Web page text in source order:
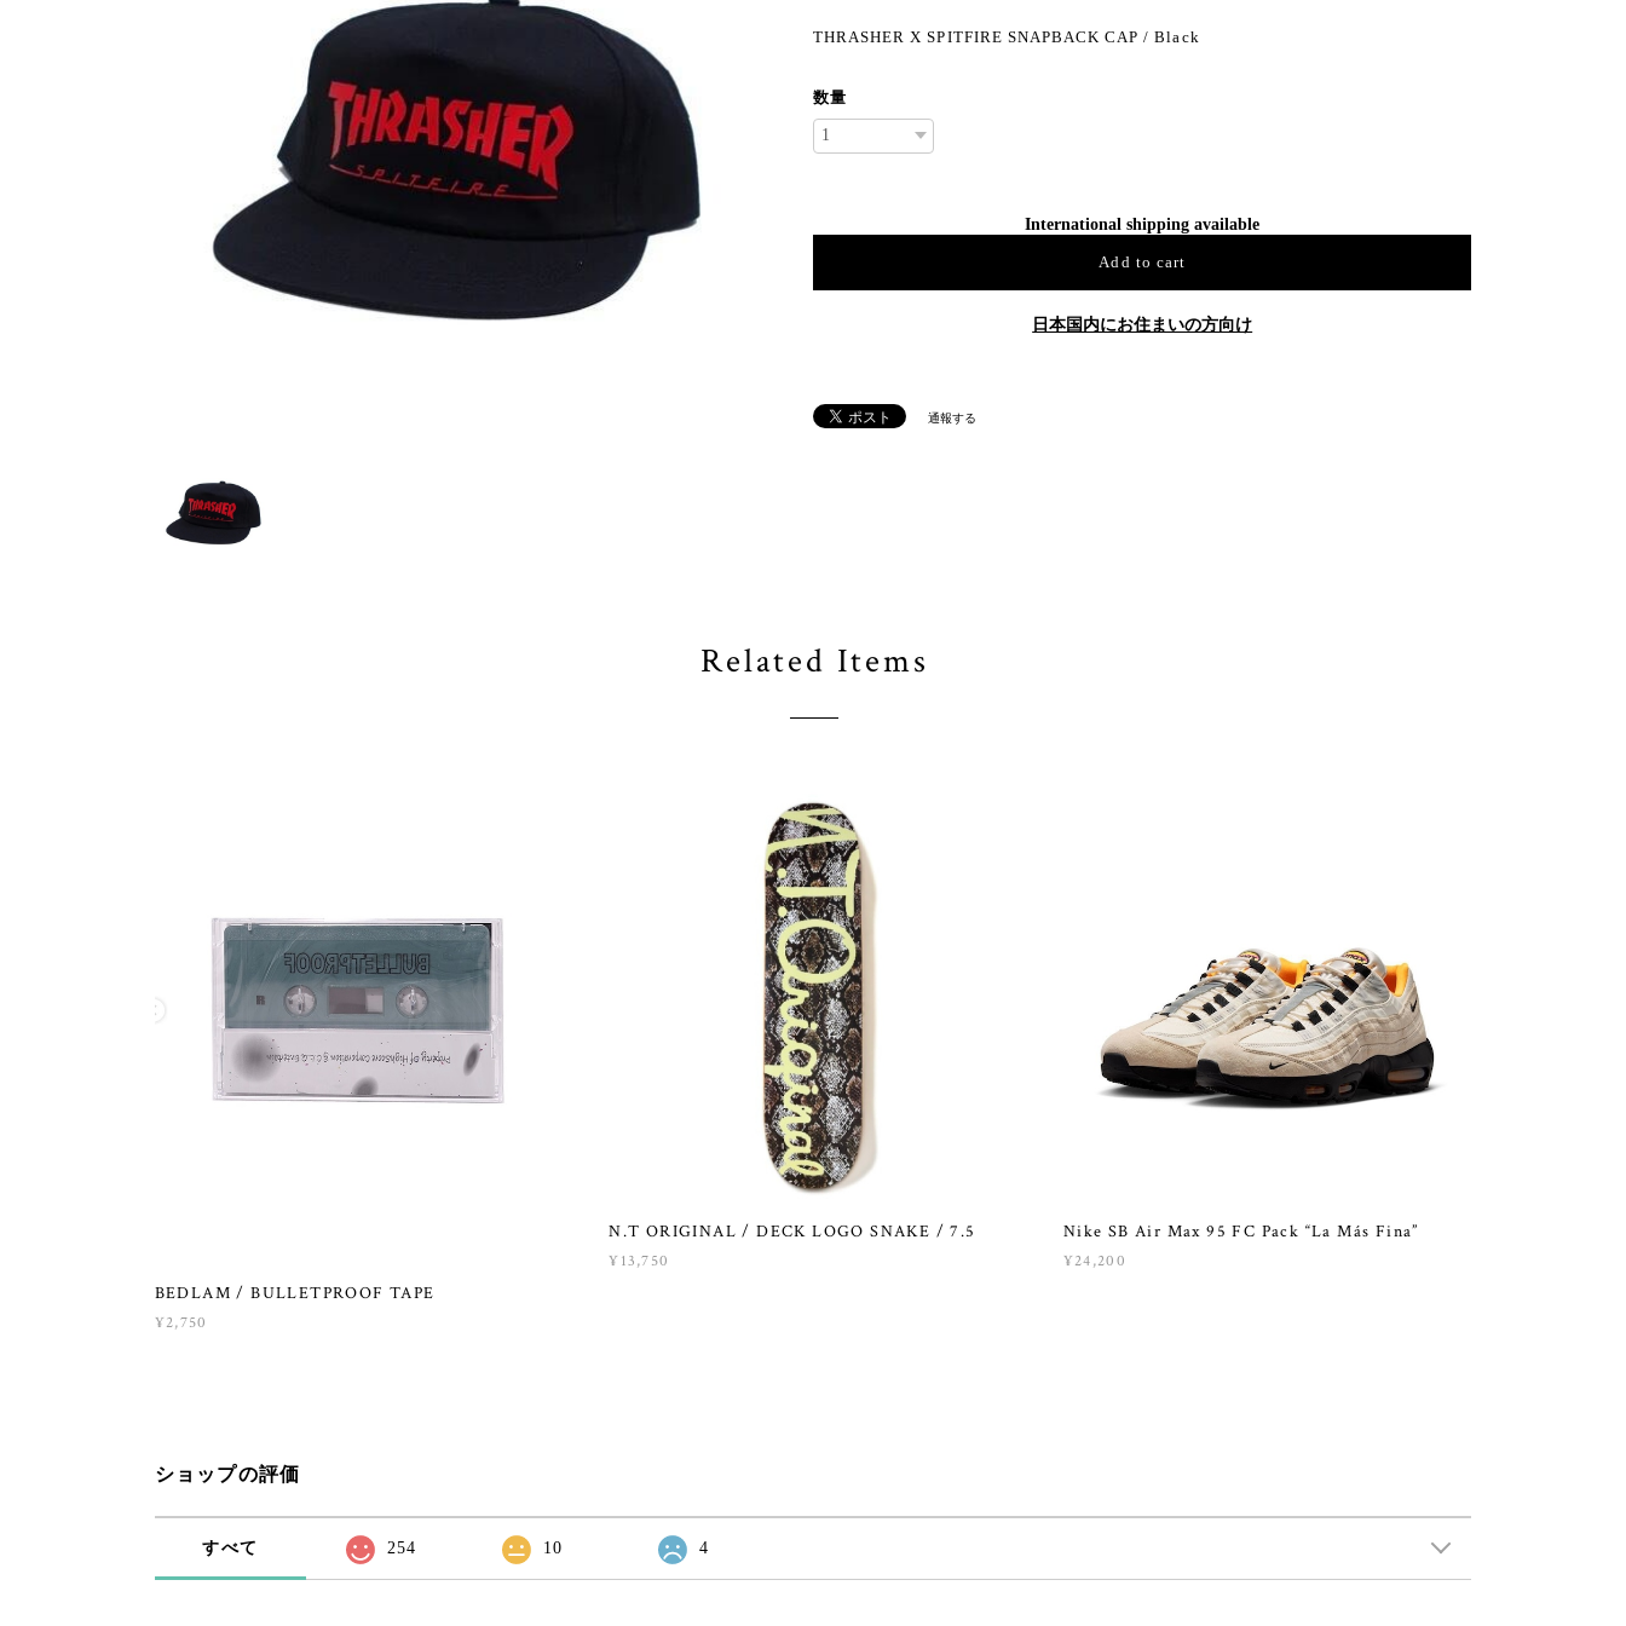
THRASHER X SPITFIRE SNAPBACK CAP / Black
数量
International shipping available
Add to cart
日本国内にお住まいの方向け
通報する
Related Items
BEDLAM / BULLETPROOF TAPE
¥2,750
N.T ORIGINAL / DECK LOGO SNAKE / 7.5
¥13,750
Nike SB Air Max 95 FC Pack “La Más Fina”
¥24,200
ショップの評価
すべて 254 10 4